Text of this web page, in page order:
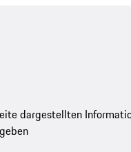
dargestellten